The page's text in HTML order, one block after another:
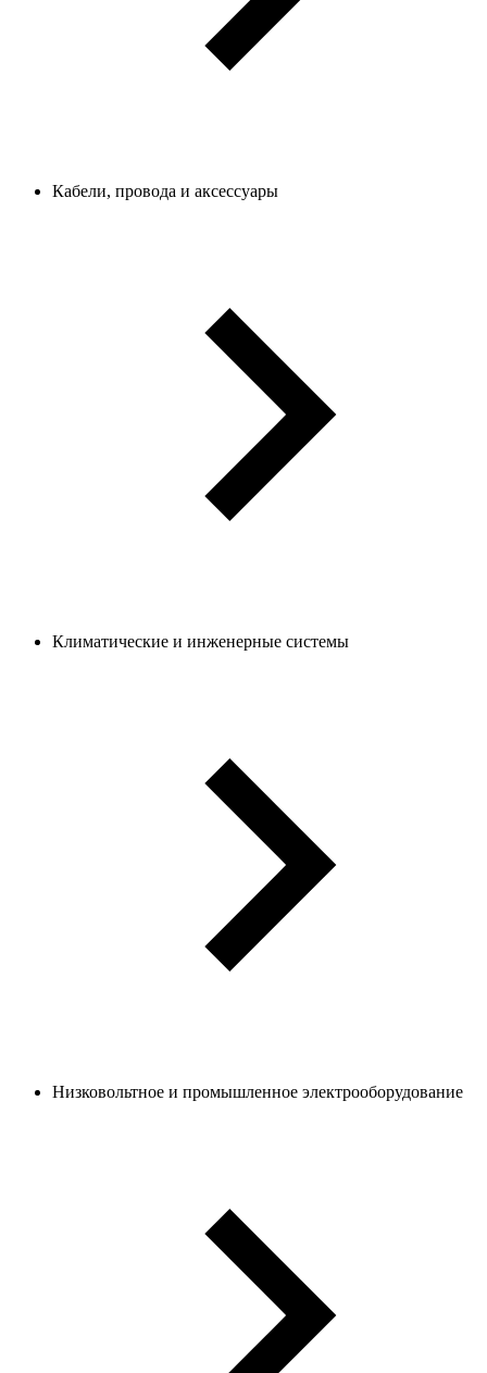
Кабели, провода и аксессуары
Климатические и инженерные системы
Низковольтное и промышленное электрооборудование